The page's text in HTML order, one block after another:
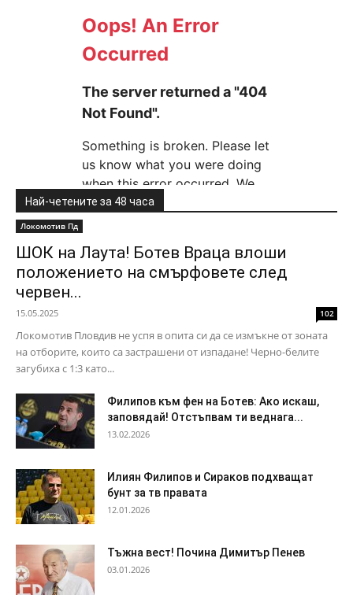
Най-четените за 48 часа
Локомотив Пд
ШОК на Лаута! Ботев Враца влоши
положението на смърфовете след
червен...
15.05.2025 102
Локомотив Пловдив не успя в опита си да се измъкне от зоната
на отборите, които са застрашени от изпадане! Черно-белите
загубиха с 1:3 като...
Филипов към фен на Ботев: Ако искаш,
заповядай! Отстъпвам ти веднага...
13.02.2026
Илиян Филипов и Сираков подхващат
бунт за тв правата
12.01.2026
Тъжна вест! Почина Димитър Пенев
03.01.2026